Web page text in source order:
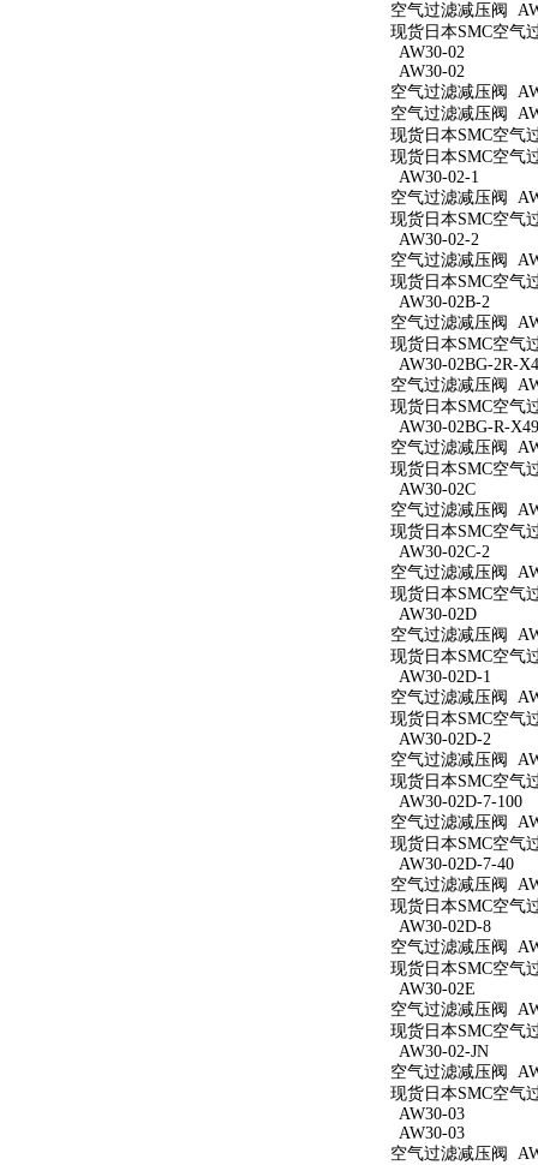
空气过滤减压阀
现货日本SMC空气
AW30-02
AW30-02
空气过滤减压阀
空气过滤减压阀
现货日本SMC空气
现货日本SMC空气
AW30-02-1
空气过滤减压阀
现货日本SMC空气
AW30-02-2
空气过滤减压阀
现货日本SMC空气
AW30-02B-2
空气过滤减压阀
现货日本SMC空气
AW30-02BG-2R-
空气过滤减压阀
现货日本SMC空气
AW30-02BG-R-
空气过滤减压阀
现货日本SMC空气
AW30-02C
空气过滤减压阀
现货日本SMC空气
AW30-02C-2
空气过滤减压阀
现货日本SMC空气
AW30-02D
空气过滤减压阀
现货日本SMC空气
AW30-02D-1
空气过滤减压阀
现货日本SMC空气
AW30-02D-2
空气过滤减压阀
现货日本SMC空气
AW30-02D-7-100
空气过滤减压阀
现货日本SMC空气
AW30-02D-7-40
空气过滤减压阀
现货日本SMC空气
AW30-02D-8
空气过滤减压阀
现货日本SMC空气
AW30-02E
空气过滤减压阀
现货日本SMC空气
AW30-02-JN
空气过滤减压阀
现货日本SMC空气
AW30-03
AW30-03
空气过滤减压阀